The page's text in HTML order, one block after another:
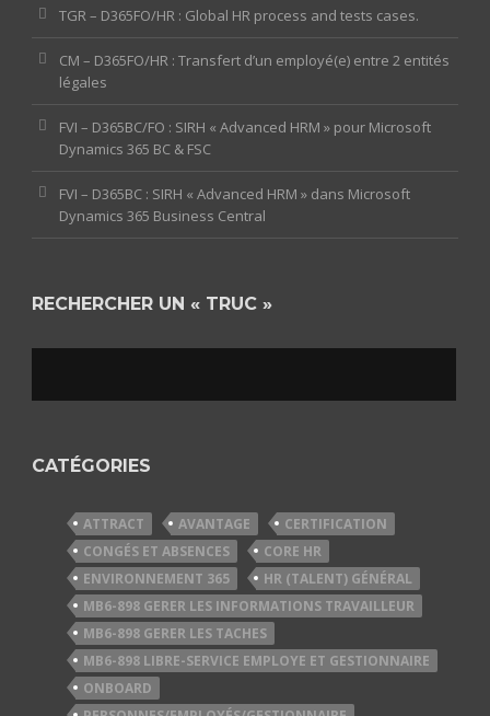
TGR – D365FO/HR : Global HR process and tests cases.
CM – D365FO/HR : Transfert d’un employé(e) entre 2 entités
légales
FVI – D365BC/FO : SIRH « Advanced HRM » pour Microsoft
Dynamics 365 BC & FSC
FVI – D365BC : SIRH « Advanced HRM » dans Microsoft
Dynamics 365 Business Central
RECHERCHER UN « TRUC »
CATÉGORIES
ATTRACT AVANTAGE
CERTIFICATION
CONGÉS ET ABSENCES
CORE HR
ENVIRONNEMENT 365
HR (TALENT) GÉNÉRAL
MB6-898 GERER LES INFORMATIONS TRAVAILLEUR
MB6-898 GERER LES TACHES
MB6-898 LIBRE-SERVICE EMPLOYE ET GESTIONNAIRE
ONBOARD